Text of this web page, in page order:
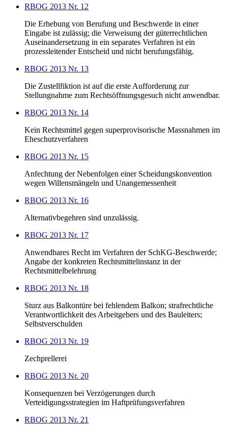
RBOG 2013 Nr. 12
Die Erhebung von Berufung und Beschwerde in einer
Eingabe ist zulässig; die Verweisung der güterrechtlichen
Auseinandersetzung in ein separates Verfahren ist ein
prozessleitender Entscheid und nicht berufungsfähig.
RBOG 2013 Nr. 13
Die Zustellfiktion ist auf die erste Aufforderung zur
Stellungnahme zum Rechtsöffnungsgesuch nicht anwendbar.
RBOG 2013 Nr. 14
Kein Rechtsmittel gegen superprovisorische Massnahmen im
Eheschutzverfahren
RBOG 2013 Nr. 15
Anfechtung der Nebenfolgen einer Scheidungskonvention
wegen Willensmängeln und Unangemessenheit
RBOG 2013 Nr. 16
Alternativbegehren sind unzulässig.
RBOG 2013 Nr. 17
Anwendbares Recht im Verfahren der SchKG-Beschwerde;
Angabe der konkreten Rechtsmittelinstanz in der
Rechtsmittelbelehrung
RBOG 2013 Nr. 18
Sturz aus Balkontüre bei fehlendem Balkon; strafrechtliche
Verantwortlichkeit des Arbeitgebers und des Bauleiters;
Selbstverschulden
RBOG 2013 Nr. 19
Zechprellerei
RBOG 2013 Nr. 20
Konsequenzen bei Verzögerungen durch
Verteidigungsstrategien im Haftprüfungsverfahren
RBOG 2013 Nr. 21